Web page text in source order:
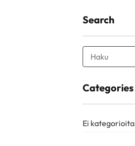
Search
Categories
Ei kategorioita